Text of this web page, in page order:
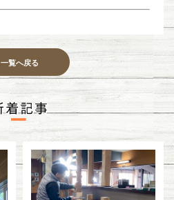
一覧へ戻る